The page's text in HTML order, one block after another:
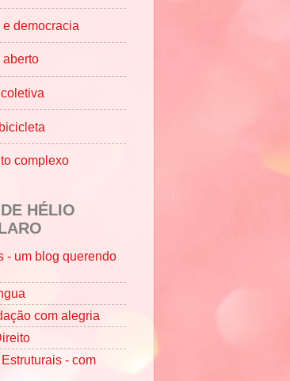
democracia
aberto
complexo
HÉLIO
- um blog querendo
com alegria
- com